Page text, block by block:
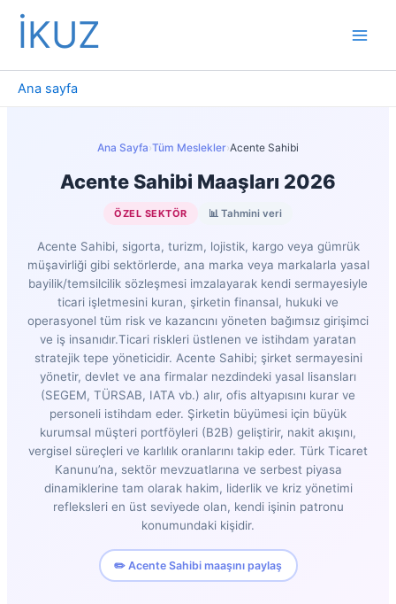
İçeriğe
İKUZ
Ana sayfa
Ana Sayfa›Tüm Meslekler›Acente Sahibi
Acente Sahibi Maaşları 2026
ÖZEL SEKTÖR 📊 Tahmini veri
Acente Sahibi, sigorta, turizm, lojistik, kargo veya gümrük
müşavirliği gibi sektörlerde, ana marka veya markalarla yasal
bayilik/temsilcilik sözleşmesi imzalayarak kendi sermayesiyle
ticari işletmesini kuran, şirketin finansal, hukuki ve
operasyonel tüm risk ve kazancını yöneten bağımsız girişimci
ve iş insanıdır.Ticari riskleri üstlenen ve istihdam yaratan
stratejik tepe yöneticidir. Acente Sahibi; şirket sermayesini
yönetir, devlet ve ana firmalar nezdindeki yasal lisansları
(SEGEM, TÜRSAB, IATA vb.) alır, ofis altyapısını kurar ve
personeli istihdam eder. Şirketin büyümesi için büyük
kurumsal müşteri portföyleri (B2B) geliştirir, nakit akışını,
vergisel süreçleri ve karlılık oranlarını takip eder. Türk Ticaret
Kanunu’na, sektör mevzuatlarına ve serbest piyasa
dinamiklerine tam olarak hakim, liderlik ve kriz yönetimi
refleksleri en üst seviyede olan, kendi işinin patronu
konumundaki kişidir.
✏️ Acente Sahibi maaşını paylaş